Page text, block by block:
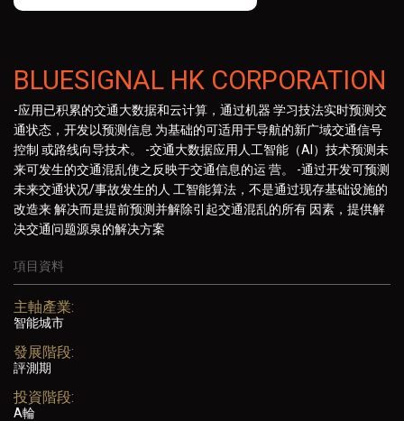
BLUESIGNAL HK CORPORATION
-应用已积累的交通大数据和云计算，通过机器 学习技法实时预测交
通状态，开发以预测信息 为基础的可适用于导航的新广域交通信号
控制 或路线向导技术。 -交通大数据应用人工智能（AI）技术预测未
来可发生的交通混乱使之反映于交通信息的运 营。 -通过开发可预测
未来交通状况/事故发生的人 工智能算法，不是通过现存基础设施的
改造来 解决而是提前预测并解除引起交通混乱的所有 因素，提供解
决交通问题源泉的解决方案
項目資料
主軸產業:
智能城市
發展階段:
評測期
投資階段:
A輪